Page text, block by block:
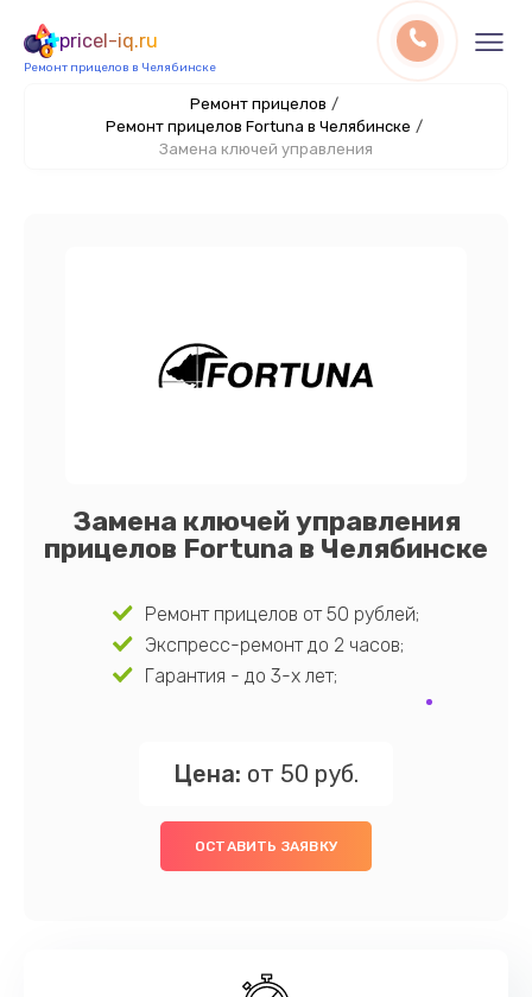
pricel-iq.ru
Ремонт прицелов в Челябинске
Ремонт прицелов /
Ремонт прицелов Fortuna в Челябинске /
Замена ключей управления
Замена ключей управления
прицелов Fortuna в Челябинске
Ремонт прицелов от 50 рублей;
Экспресс-ремонт до 2 часов;
Гарантия - до 3-х лет;
Цена: от 50 руб.
ОСТАВИТЬ ЗАЯВКУ